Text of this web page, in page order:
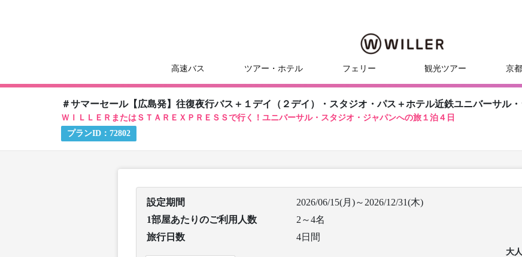
高速バス ツアー・ホテル フェリー 観光ツアー 京
＃サマーセール【広島発】往復夜行バス＋１デイ（２デイ）・スタジオ・パス＋ホテル近鉄ユニバーサル
ＷＩＬＬＥＲまたはＳＴＡＲＥＸＰＲＥＳＳで行く！ユニバーサル・スタジオ・ジャパンへの旅１泊４日
プランID： 72802
設定期間
2026/06/15(月)～2026/12/31(木)
1部屋あたりのご利用人数
2～4名
旅行日数
4日間
大